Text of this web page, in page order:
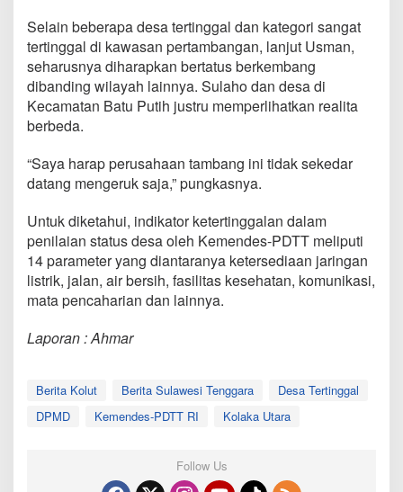
Selain beberapa desa tertinggal dan kategori sangat
tertinggal di kawasan pertambangan, lanjut Usman,
seharusnya diharapkan bertatus berkembang
dibanding wilayah lainnya. Sulaho dan desa di
Kecamatan Batu Putih justru memperlihatkan realita
berbeda.
“Saya harap perusahaan tambang ini tidak sekedar
datang mengeruk saja,” pungkasnya.
Untuk diketahui, indikator ketertinggalan dalam
penilaian status desa oleh Kemendes-PDTT meliputi
14 parameter yang diantaranya ketersediaan jaringan
listrik, jalan, air bersih, fasilitas kesehatan, komunikasi,
mata pencaharian dan lainnya.
Laporan : Ahmar
Berita Kolut Berita Sulawesi Tenggara
Desa Tertinggal
DPMD
Kemendes-PDTT RI Kolaka Utara
Follow Us